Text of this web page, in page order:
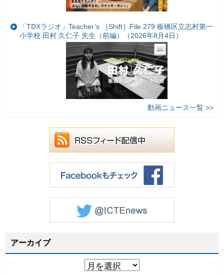
「TDXラジオ」Teacher’s ［Shift］File.279 板橋区立志村第一
小学校 田村 久仁子 先生（前編）（2026年8月4日）
動画ニュース一覧 >>
アーカイブ